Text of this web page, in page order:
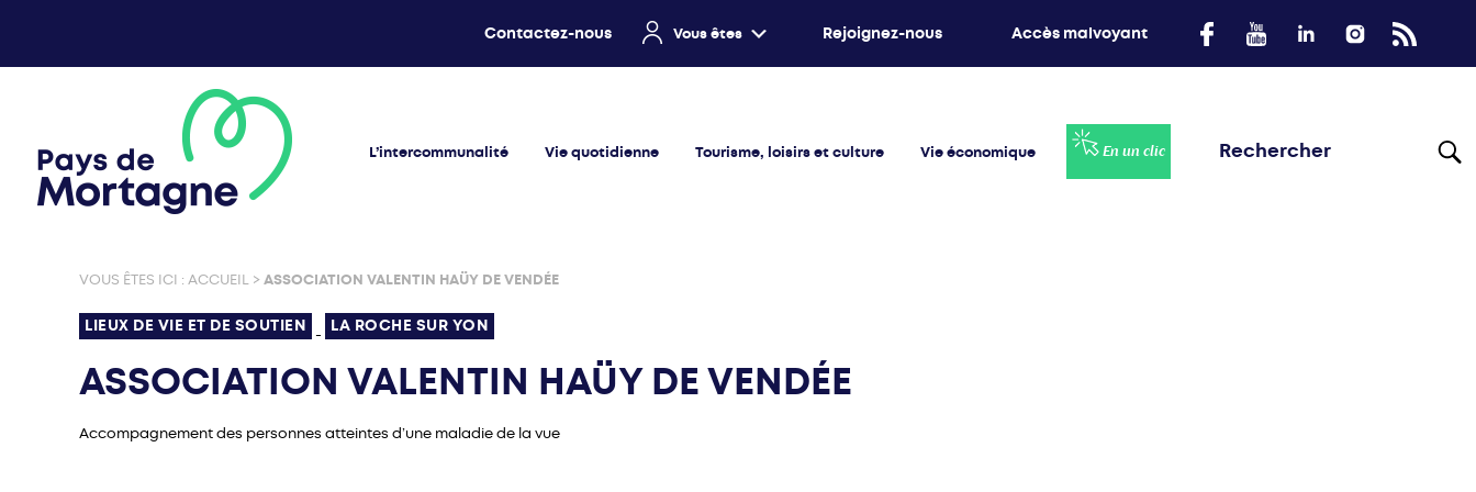
Contactez-nous Vous êtes Rejoignez-nous Accès malvoyant
L’intercommunalité Vie quotidienne Tourisme, loisirs et culture Vie économique En un clic
VOUS ÊTES ICI : ACCUEIL >ASSOCIATION VALENTIN HAÜY DE VENDÉE
LIEUX DE VIE ET DE SOUTIEN - LA ROCHE SUR YON
ASSOCIATION VALENTIN HAÜY DE VENDÉE
Accompagnement des personnes atteintes d’une maladie de la vue